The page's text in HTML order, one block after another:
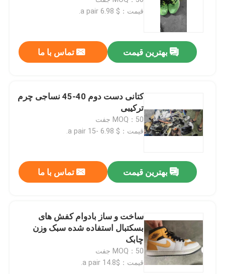
قیمت：$ 6.98 a pair.
بهترین قیمت تماس با ما
کتانی دست دوم 40-45 نساجی چرم
ترکیبی
MOQ：50 جفت
قیمت：$ 6.98 -15 a pair.
بهترین قیمت تماس با ما
ساخت و ساز بادوام کفش های
بسکتبال استفاده شده سبک وزن
چابک
MOQ：50 جفت
قیمت：$14.8 a pair.